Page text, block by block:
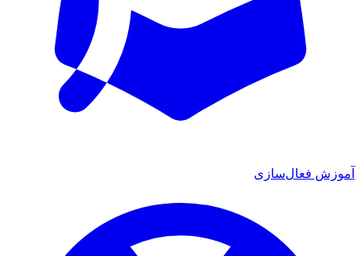
آموزش فعال‌سازی